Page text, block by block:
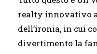
realty innovativo
dell’ironia, in cui
divertimento la